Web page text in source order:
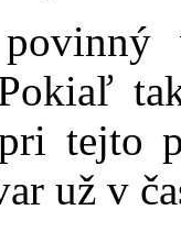
tejto
už v